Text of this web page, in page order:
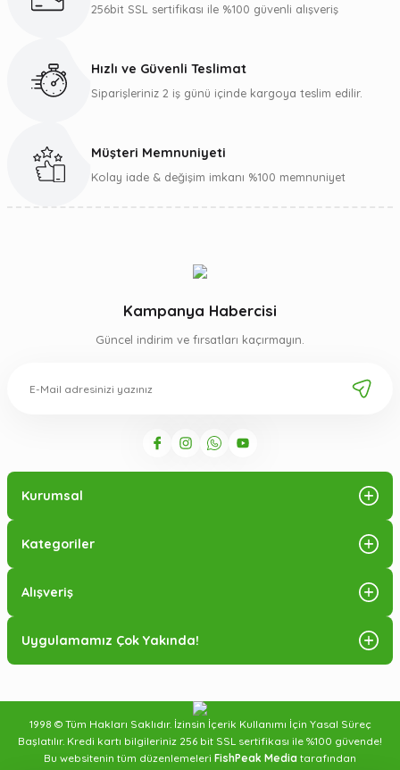
Gönder
256bit SSL sertifikası ile %100 güvenli alışveriş
Hızlı ve Güvenli Teslimat
Siparişleriniz 2 iş günü içinde kargoya teslim edilir.
Müşteri Memnuniyeti
Kolay iade & değişim imkanı %100 memnuniyet
Kampanya Habercisi
Güncel indirim ve fırsatları kaçırmayın.
Kurumsal
Kategoriler
Alışveriş
Uygulamamız Çok Yakında!
1998 © Tüm Hakları Saklıdır. İzinsin İçerik Kullanımı İçin Yasal Süreç
Başlatılır. Kredi kartı bilgileriniz 256 bit SSL sertifikası ile %100 güvende!
Bu websitenin tüm düzenlemeleri FishPeak Media tarafından